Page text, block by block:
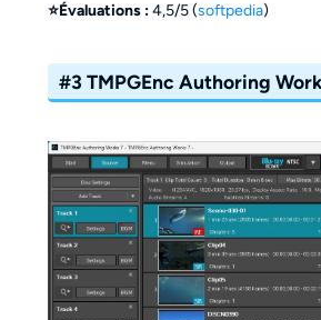
⭐Évaluations :4,5/5 (softpedia)
#3 TMPGEnc Authoring